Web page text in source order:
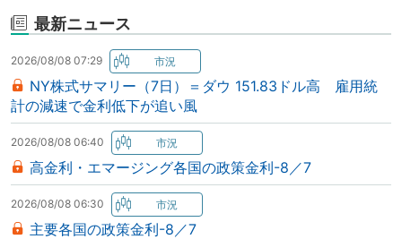
最新ニュース
2026/08/08 07:29
NY株式サマリー（7日）＝ダウ 151.83ドル高 雇用統
計の減速で金利低下が追い風
2026/08/08 06:40
高金利・エマージング各国の政策金利-8／7
2026/08/08 06:30
主要各国の政策金利-8／7